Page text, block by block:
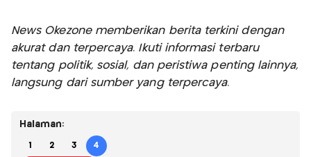
News Okezone memberikan berita terkini dengan
akurat dan terpercaya. Ikuti informasi terbaru
tentang politik, sosial, dan peristiwa penting lainnya,
langsung dari sumber yang terpercaya.
Halaman:
1 2 3 4